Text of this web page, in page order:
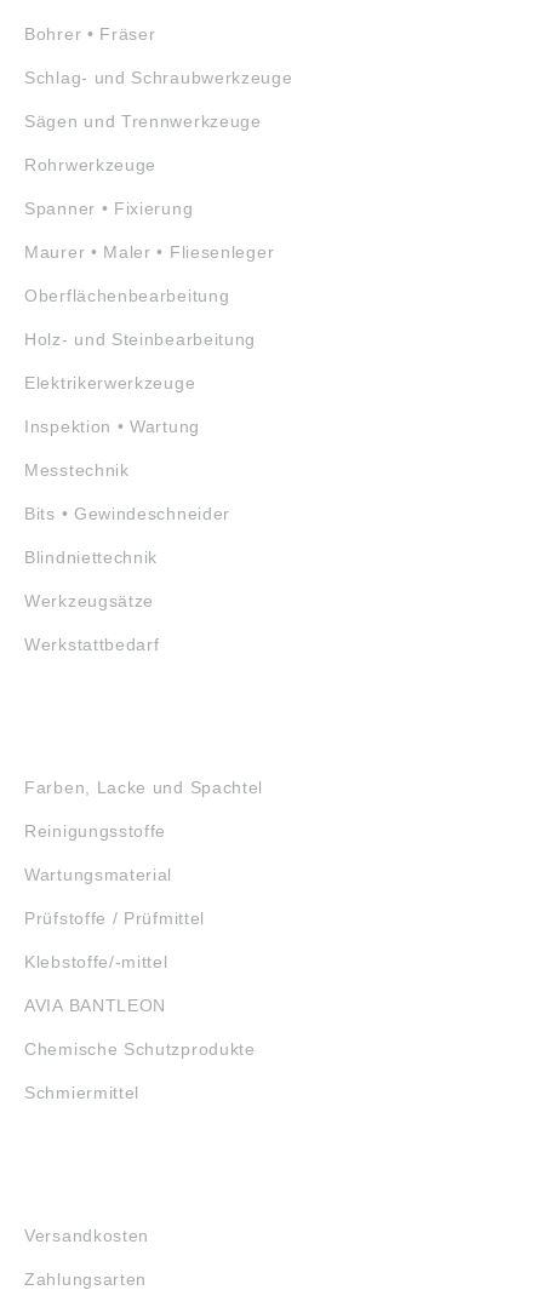
Bohrer • Fräser
Schlag- und Schraubwerkzeuge
Sägen und Trennwerkzeuge
Rohrwerkzeuge
Spanner • Fixierung
Maurer • Maler • Fliesenleger
Oberflächenbearbeitung
Holz- und Steinbearbeitung
Elektrikerwerkzeuge
Inspektion • Wartung
Messtechnik
Bits • Gewindeschneider
Blindniettechnik
Werkzeugsätze
Werkstattbedarf
Farben, Lacke und Spachtel
Reinigungsstoffe
Wartungsmaterial
Prüfstoffe / Prüfmittel
Klebstoffe/-mittel
AVIA BANTLEON
Chemische Schutzprodukte
Schmiermittel
Versandkosten
Zahlungsarten